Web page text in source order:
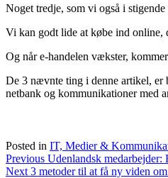
Noget tredje, som vi også i
Vi kan godt lide at købe ind online,
Og når e-handelen vækster,
De 3 nævnte ting i denne artikel, er
netbank og kommunikationer med
Posted in IT, Medier &
Indlægsnavigation
Previous Udenlandsk
Next 3 metoder til at få ny viden